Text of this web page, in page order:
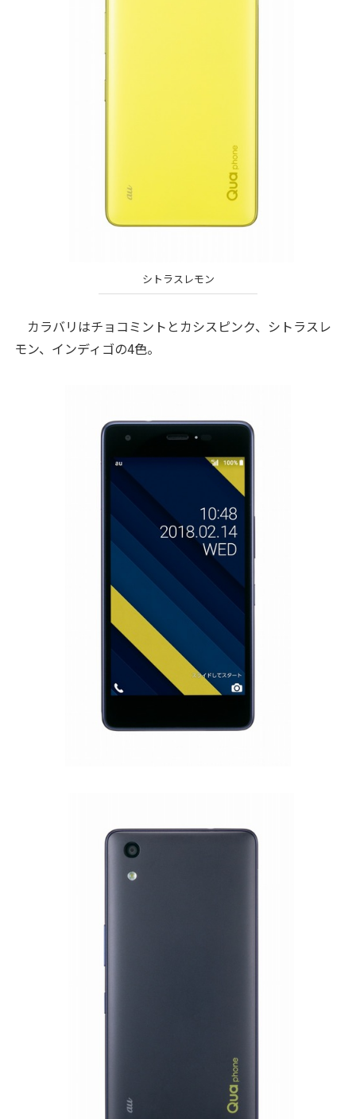
シトラスレモン
カラバリはチョコミントとカシスピンク、シトラスレ
モン、インディゴの4色。